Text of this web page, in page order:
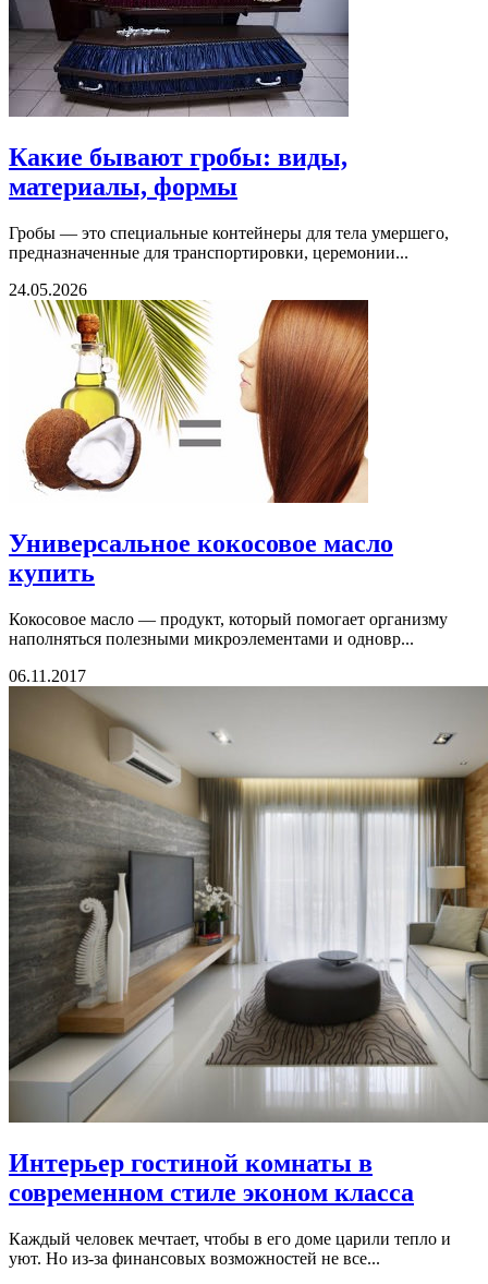
Какие бывают гробы: виды,
материалы, формы
Гробы — это специальные контейнеры для тела умершего,
предназначенные для транспортировки, церемонии...
24.05.2026
Универсальное кокосовое масло
купить
Кокосовое масло — продукт, который помогает организму
наполняться полезными микроэлементами и одновр...
06.11.2017
Интерьер гостиной комнаты в
современном стиле эконом класса
Каждый человек мечтает, чтобы в его доме царили тепло и
уют. Но из-за финансовых возможностей не все...